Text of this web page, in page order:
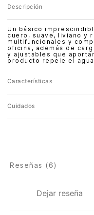
Descripción
Un básico
cuero, suave, liviano y
multifuncionales y
oficina, además de
y ajustables que
producto repele el
Características
Cuidados
Dejar reseña
Reseñas (6)